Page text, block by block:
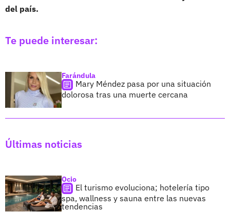
del país.
Te puede interesar:
Farándula
Mary Méndez pasa por una situación
dolorosa tras una muerte cercana
Últimas noticias
Ocio
El turismo evoluciona; hotelería tipo
spa, wallness y sauna entre las nuevas
tendencias